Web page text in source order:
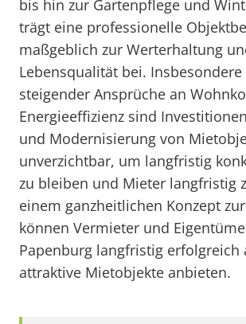
bis hin zur Gartenpflege und
trägt eine professionelle
maßgeblich zur Werterhaltung
Lebensqualität bei.
steigender Ansprüche an
Energieeffizienz sind
und Modernisierung von
unverzichtbar, um langfristig
zu bleiben und Mieter langfristig
einem ganzheitlichen Konzept
können Vermieter und
Papenburg langfristig erfolgreich
attraktive Mietobjekte anbieten.